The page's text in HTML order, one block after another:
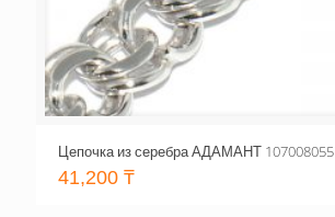
Цепочка из серебра АДАМАНТ 107008055
41,200 ₸